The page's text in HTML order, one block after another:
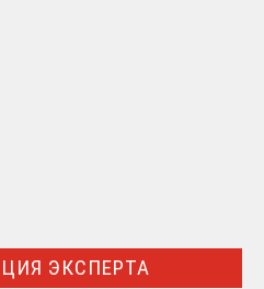
ЭКСПЕРТА